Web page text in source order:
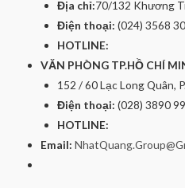
Địa chỉ:70/132 Khương
Điện thoại: (024) 3568
HOTLINE:
VĂN PHÒNG TP.HỒ CHÍ
152 / 60 Lạc Long Quân,
Điện thoại: (028) 3890
HOTLINE:
Email: